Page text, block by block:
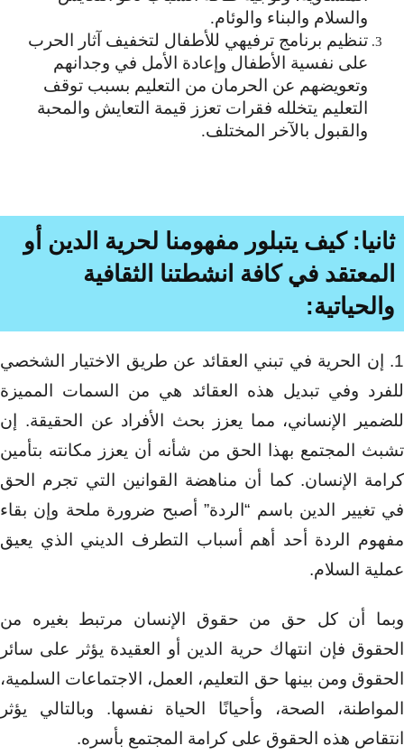
والسلام والبناء والوئام.
تنظيم برنامج ترفيهي للأطفال لتخفيف آثار الحرب
على نفسية الأطفال وإعادة الأمل في وجدانهم
وتعويضهم عن الحرمان من التعليم بسبب توقف
التعليم يتخلله فقرات تعزز قيمة التعايش والمحبة
والقبول بالآخر المختلف.
ثانيا: كيف يتبلور مفهومنا لحرية الدين أو
المعتقد في كافة انشطتنا الثقافية
والحياتية:
1. إن الحرية في تبني العقائد عن طريق الاختيار الشخصي
للفرد وفي تبديل هذه العقائد هي من السمات المميزة
للضمير الإنساني، مما يعزز بحث الأفراد عن الحقيقة. إن
تشبث المجتمع بهذا الحق من شأنه أن يعزز مكانته بتأمين
كرامة الإنسان. كما أن مناهضة القوانين التي تجرم الحق
في تغيير الدين باسم “الردة” أصبح ضرورة ملحة وإن بقاء
مفهوم الردة أحد أهم أسباب التطرف الديني الذي يعيق
عملية السلام.
وبما أن كل حق من حقوق الإنسان مرتبط بغيره من
الحقوق فإن انتهاك حرية الدين أو العقيدة يؤثر على سائر
الحقوق ومن بينها حق التعليم، العمل، الاجتماعات السلمية،
المواطنة، الصحة، وأحيانًا الحياة نفسها. وبالتالي يؤثر
انتقاص هذه الحقوق على كرامة المجتمع بأسره.